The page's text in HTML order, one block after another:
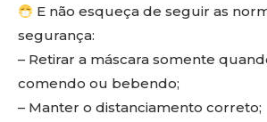
E não esqueça de seguir as
segurança:
– Retirar a máscara somente
comendo ou bebendo;
– Manter o distanciamento correto;